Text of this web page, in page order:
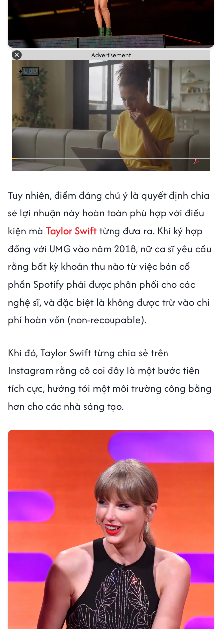
Advertisement
Tuy nhiên, điểm đáng chú ý là quyết định chia
sẻ lợi nhuận này hoàn toàn phù hợp với điều
kiện mà Taylor Swifttừng đưa ra. Khi ký hợp
đồng với UMG vào năm 2018, nữ ca sĩ yêu cầu
rằng bất kỳ khoản thu nào từ việc bán cổ
phần Spotify phải được phân phối cho các
nghệ sĩ, và đặc biệt là không được trừ vào chi
phí hoàn vốn (non-recoupable).
Khi đó, Taylor Swift từng chia sẻ trên
Instagram rằng cô coi đây là một bước tiến
tích cực, hướng tới một môi trường công bằng
hơn cho các nhà sáng tạo.